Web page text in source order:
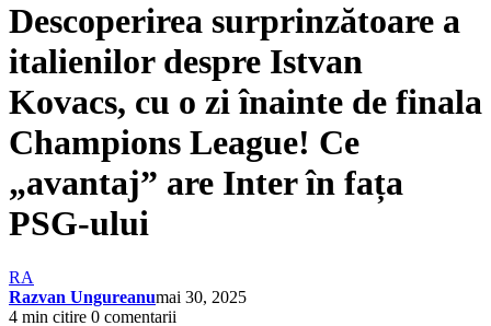
Descoperirea surprinzătoare a
italienilor despre Istvan
Kovacs, cu o zi înainte de finala
Champions League! Ce
„avantaj” are Inter în fața
PSG-ului
RA
Razvan Ungureanumai 30, 2025
4 min citire 0 comentarii